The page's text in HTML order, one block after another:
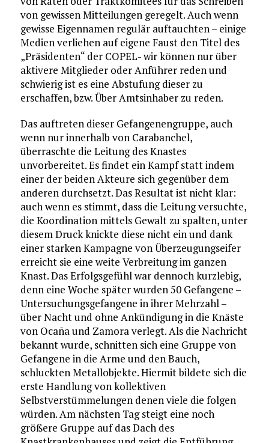
von gewissen Mitteilungen geregelt. Auch wenn
gewisse Eigennamen regulär auftauchten – einige
Medien verliehen auf eigene Faust den Titel des
„Präsidenten“ der COPEL- wir können nur über
aktivere Mitglieder oder Anführer reden und
schwierig ist es eine Abstufung dieser zu
erschaffen, bzw. Über Amtsinhaber zu reden.
Das auftreten dieser Gefangenengruppe, auch
wenn nur innerhalb von Carabanchel,
überraschte die Leitung des Knastes
unvorbereitet. Es findet ein Kampf statt indem
einer der beiden Akteure sich gegenüber dem
anderen durchsetzt. Das Resultat ist nicht klar:
auch wenn es stimmt, dass die Leitung versuchte,
die Koordination mittels Gewalt zu spalten, unter
diesem Druck knickte diese nicht ein und dank
einer starken Kampagne von Überzeugungseifer
erreicht sie eine weite Verbreitung im ganzen
Knast. Das Erfolgsgefühl war dennoch kurzlebig,
denn eine Woche später wurden 50 Gefangene –
Untersuchungsgefangene in ihrer Mehrzahl –
über Nacht und ohne Ankündigung in die Knäste
von Ocaña und Zamora verlegt. Als die Nachricht
bekannt wurde, schnitten sich eine Gruppe von
Gefangene in die Arme und den Bauch,
schluckten Metallobjekte. Hiermit bildete sich die
erste Handlung von kollektiven
Selbstverstümmelungen denen viele die folgen
würden. Am nächsten Tag steigt eine noch
größere Gruppe auf das Dach des